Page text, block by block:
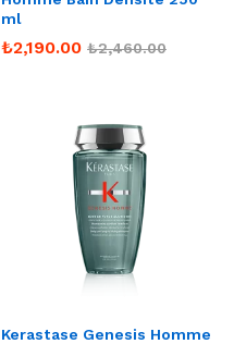
ml
₺2,190.00 ₺2,460.00
Kerastase Genesis Homme